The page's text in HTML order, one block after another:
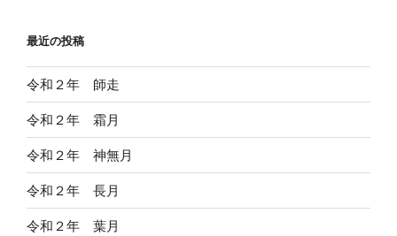
最近の投稿
令和２年 師走
令和２年 霜月
令和２年 神無月
令和２年 長月
令和２年 葉月